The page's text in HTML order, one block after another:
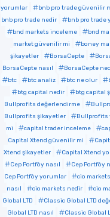
yorumlar
bnb pro trade güvenilir
bnb pro trade nedir
bnb pro trade
bnd markets inceleme
bnd
market güvenilir mi
boney
şikayetler
BorsaCepte
BorsaCepte nasıl
BorsaCepte
btc
btc analiz btc ne olur
btg capital nedir
btg capital
Bullprofits değerlendirme
Bullprofits şikayetler
Bullprofits
mi
capital trader inceleme
Capital Xtend güvenilir mi
Xtend şikayetler
Capital Xtend
Cep Portföy nasıl
Cep Portföy
Cep Portföy yorumlar
cio
nasıl
cio markets nedir cio
Global LTD
Classic Global LTD
Global LTD nasıl
Classic Global